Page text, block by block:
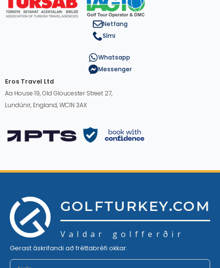
Netfang
Sími
Whatsapp
Messenger
Eros Travel Ltd
Aa House 19, Old Gloucester Street 27,
Lundúnir, England, WC1N 3AX
GOLFTURKEY.COM
Valdar golfferðir
Gerast áskrifandi að fréttabréfi okkar.